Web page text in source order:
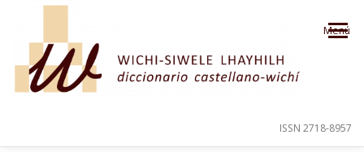
Saltar al contenido
Menú
ISSN 2718-8957